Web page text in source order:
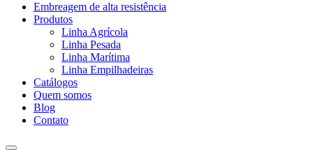
Embreagem de alta resistência
Produtos
Linha Agrícola
Linha Pesada
Linha Marítima
Linha Empilhadeiras
Catálogos
Quem somos
Blog
Contato